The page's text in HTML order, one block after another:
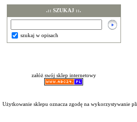
.:: SZUKAJ ::.
szukaj w opisach
załóż swój sklep internetowy
Użytkowanie sklepu oznacza zgodę na wykorzystywanie